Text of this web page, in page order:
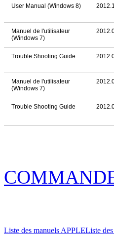
User Manual (Windows 8)
Manuel de l'utilisateur
(Windows 7)
Trouble Shooting Guide
Manuel de l'utilisateur
(Windows 7)
Trouble Shooting Guide
Liste des manuels APPLEListe